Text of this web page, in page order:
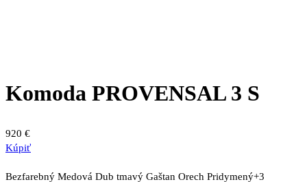
Komoda PROVENSAL 3 S
920 €
Kúpiť
Bezfarebný Medová Dub tmavý Gaštan Orech Pridymený+3